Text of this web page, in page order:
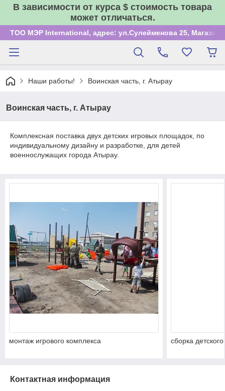
В зависимости от курса $ стоимость товара
может отличаться.
ТОО МЭР International, адрес: ул.Сулейменова 25, Магазин
Наши работы! Воинская часть, г. Атырау
Воинская часть, г. Атырау
Комплексная поставка двух детских игровых площадок, по
индивидуальному дизайну и разработке, для детей
военнослужащих города Атырау.
монтаж игрового комплекса сборка
Контактная информация